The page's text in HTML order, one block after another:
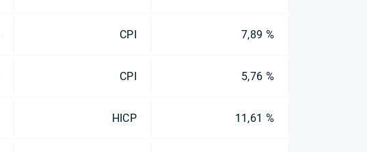
CPI 7,89 %
CPI 5,76 %
HICP 11,61 %